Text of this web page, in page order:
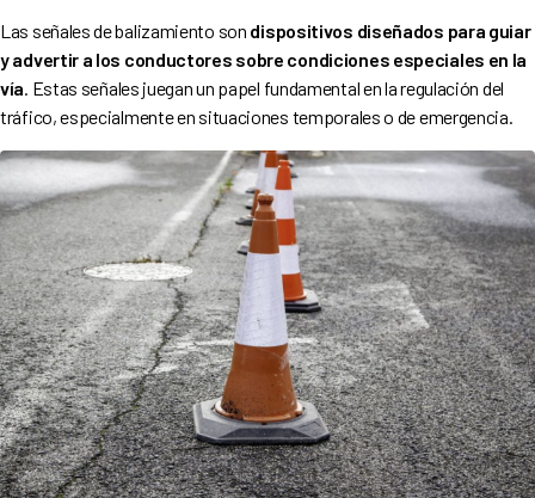
Las señales de balizamiento son dispositivos diseñados para guiar
y advertir a los conductores sobre condiciones especiales en la
vía . Estas señales juegan un papel fundamental en la regulación del
tráfico, especialmente en situaciones temporales o de emergencia.